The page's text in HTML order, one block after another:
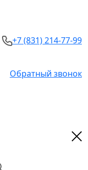
+7 (831) 214-77-99
Обратный звонок